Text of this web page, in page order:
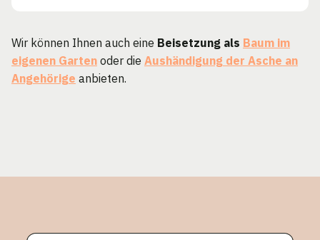
Wir können Ihnen auch eine Beisetzung als Baum im
eigenen Garten oder die Aushändigung der Asche an
Angehörige anbieten.